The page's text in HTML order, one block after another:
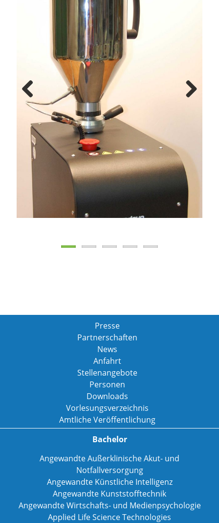
Previous
Presse
Partnerschaften
News
Anfahrt
Stellenangebote
Personen
Downloads
Vorlesungsverzeichnis
Amtliche Veröffentlichung
Bachelor
Angewandte Außerklinische Akut- und
Notfallversorgung
Angewandte Künstliche Intelligenz
Angewandte Kunststofftechnik
Angewandte Wirtschafts- und Medienpsychologie
Applied Life Science Technologies